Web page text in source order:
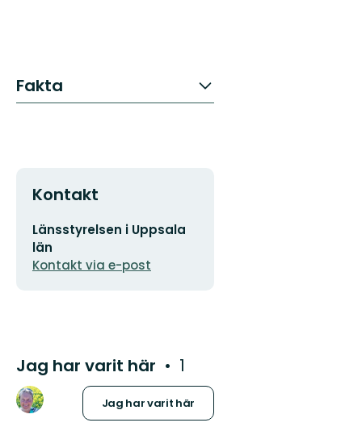
Fakta
Kontakt
E-
postadress
Länsstyrelsen i Uppsala
län
Kontakt via e-post
Jag har varit här 1
Jag har varit här